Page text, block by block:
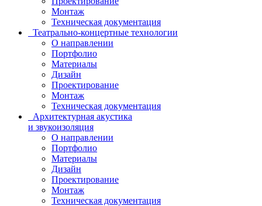
Монтаж
Техническая документация
Театрально-концертные технологии
О направлении
Портфолио
Материалы
Дизайн
Проектирование
Монтаж
Техническая документация
Архитектурная акустика
и звукоизоляция
О направлении
Портфолио
Материалы
Дизайн
Проектирование
Монтаж
Техническая документация